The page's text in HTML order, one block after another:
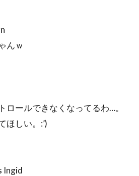
んｗ
ロールできなくなってるわ…。
ほしい。:’)
Ingid